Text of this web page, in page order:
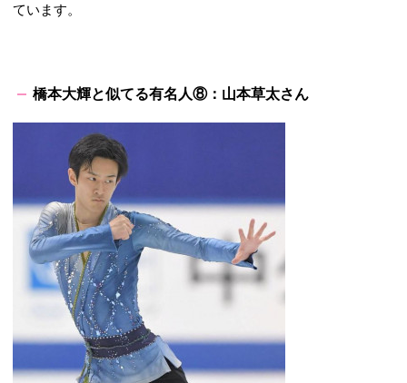
ています。
橋本大輝と似てる有名人⑧：山本草太さん